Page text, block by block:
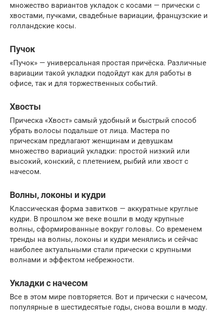
множество вариантов укладок с косами — прически с
хвостами, пучками, свадебные вариации, французские и
голландские косы.
Пучок
«Пучок» — универсальная простая причёска. Различные
вариации такой укладки подойдут как для работы в
офисе, так и для торжественных событий.
Хвосты
Прическа «Хвост» самый удобный и быстрый способ
убрать волосы подальше от лица. Мастера по
прическам предлагают женщинам и девушкам
множество вариаций укладки: простой низкий или
высокий, конский, с плетением, рыбий или хвост с
начесом.
Волны, локоны и кудри
Классическая форма завитков — аккуратные круглые
кудри. В прошлом же веке вошли в моду крупные
волны, сформированные вокруг головы. Со временем
тренды на волны, локоны и кудри менялись и сейчас
наиболее актуальными стали прически с крупными
волнами и эффектом небрежности.
Укладки с начесом
Все в этом мире повторяется. Вот и прически с начесом,
популярные в шестидесятые годы, снова вошли в моду.